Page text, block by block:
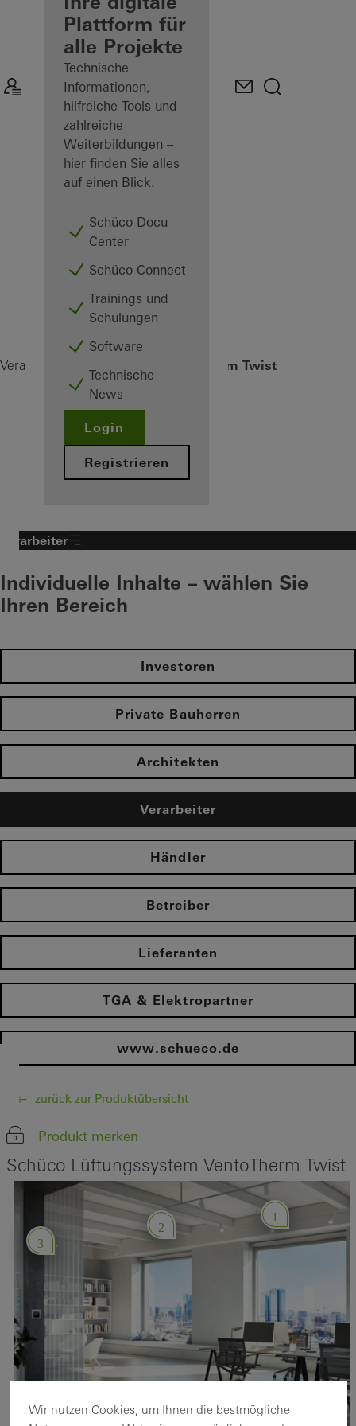
Mein
Arbeitsplatz
kennenlernen
Plattform für
alle Projekte
Technische
Informationen,
hilfreiche Tools und
zahlreiche
Weiterbildungen –
hier finden Sie alles
auf einen Blick.
Schüco Docu
Center
Schüco Connect
Trainings und
Schulungen
Software
Technische
News
Login
Registrieren
Verarbeiter VentoTherm Twist
Verarbeiter
Individuelle Inhalte – wählen Sie
Ihren Bereich
Investoren
Private Bauherren
Architekten
Verarbeiter
Händler
Betreiber
Lieferanten
TGA & Elektropartner
www.schueco.de
zurück zur Produktübersicht
Produkt merken
Schüco Lüftungssystem VentoTherm Twist
1
2
3
Wir nutzen Cookies, um Ihnen die bestmögliche